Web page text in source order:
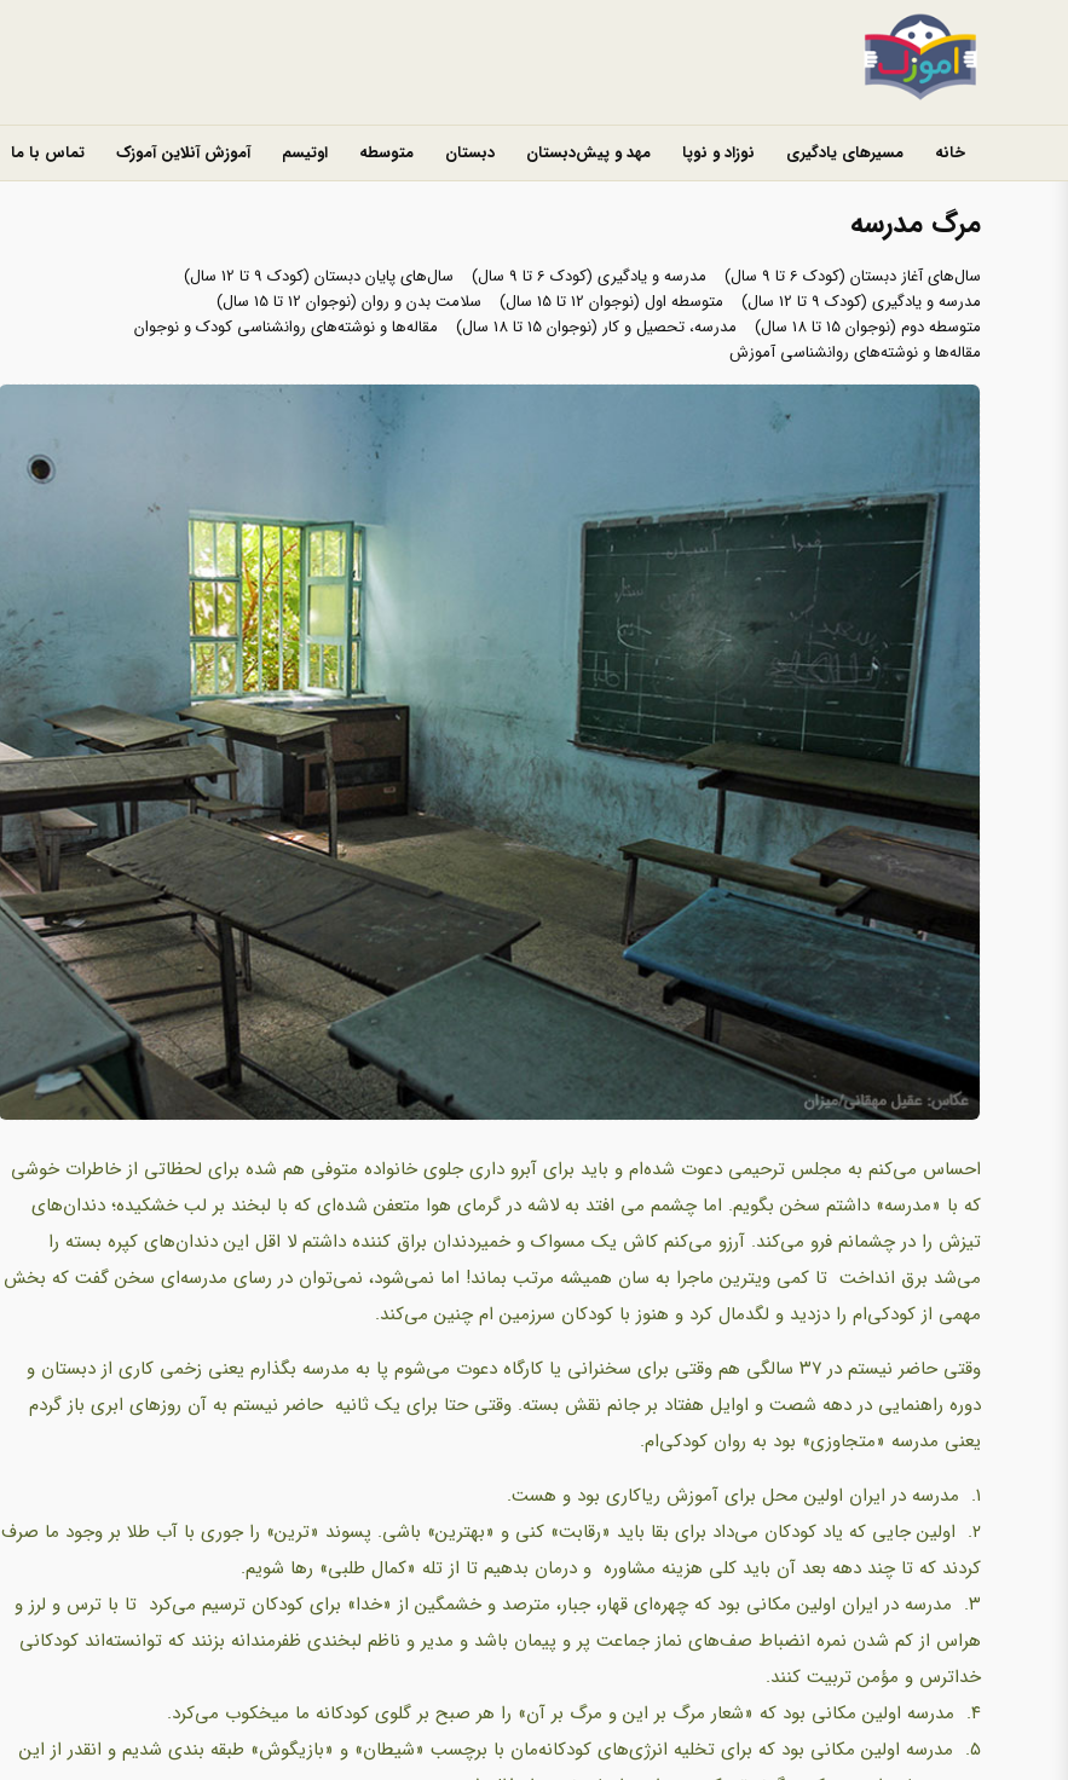
خانه مسیرهای یادگیری نوزاد و نوپا مهد و پیش‌دبستان دبستان متوسطه اوتیسم آموزش آنلاین آموزک تماس با ما
مرگ مدرسه
سال‌های آغاز دبستان (کودک 6 تا 9 سال) مدرسه و یادگیری (کودک 6 تا 9 سال)
سال‌های پایان دبستان (کودک 9 تا 12 سال)
مدرسه و یادگیری (کودک 9 تا 12 سال)
متوسطه اول (نوجوان 12 تا 15 سال)
سلامت بدن و روان (نوجوان 12 تا 15 سال)
متوسطه دوم (نوجوان 15 تا 18 سال)
مدرسه، تحصیل و کار (نوجوان 15 تا 18 سال)
مقاله‌ها و نوشته‌های روانشناسی کودک و نوجوان
مقاله‌ها و نوشته‌های روانشناسی آموزش
احساس می‌کنم به مجلس ترحیمی دعوت شده‌ام و باید برای آبرو داری جلوی خانواده متوفی هم شده برای لحظاتی از خاطرات خوشی
که با «مدرسه» داشتم سخن بگویم. اما چشمم می افتد به لاشه در گرمای هوا متعفن شده‌ای که با لبخند بر لب خشکیده؛ دندان‌های
تیزش را در چشمانم فرو می‌کند. آرزو می‌کنم کاش یک مسواک و خمیردندان براق کننده داشتم لا اقل این دندان‌های کپره بسته را
می‌شد برق انداخت تا کمی ویترین ماجرا به سان همیشه مرتب بماند! اما نمی‌شود، نمی‌توان در رسای مدرسه‌ای سخن گفت که بخش
مهمی از کودکی‌ام را دزدید و لگدمال کرد و هنوز با کودکان سرزمین ام چنین می‌کند.
وقتی حاضر نیستم در ۳۷ سالگی هم وقتی برای سخنرانی یا کارگاه دعوت می‌شوم پا به مدرسه بگذارم یعنی زخمی کاری از دبستان و
دوره راهنمایی در دهه شصت و اوایل هفتاد بر جانم نقش بسته. وقتی حتا برای یک ثانیه حاضر نیستم به آن روزهای ابری باز گردم
یعنی مدرسه «متجاوزی» بود به روان کودکی‌ام.
۱. مدرسه در ایران اولین محل برای آموزش ریاکاری بود و هست.
۲. اولین جایی که یاد کودکان می‌داد برای بقا باید «رقابت» کنی و «بهترین» باشی. پسوند «ترین» را جوری با آب طلا بر وجود ما صرف
کردند که تا چند دهه بعد آن باید کلی هزینه مشاوره و درمان بدهیم تا از تله «کمال طلبی» رها شویم.
۳. مدرسه در ایران اولین مکانی بود که چهره‌ای قهار، جبار، مترصد و خشمگین از «خدا» برای کودکان ترسیم می‌کرد تا با ترس و لرز و
هراس از کم شدن نمره انضباط صف‌های نماز جماعت پر و پیمان باشد و مدیر و ناظم لبخندی ظفرمندانه بزنند که توانسته‌اند کودکانی
خداترس و مؤمن تربیت کنند.
۴. مدرسه اولین مکانی بود که «شعار مرگ بر این و مرگ بر آن» را هر صبح بر گلوی کودکانه ما میخکوب می‌کرد.
۵. مدرسه اولین مکانی بود که برای تخلیه انرژی‌های کودکانه‌مان با برچسب «شیطان» و «بازیگوش» طبقه بندی شدیم و انقدر از این